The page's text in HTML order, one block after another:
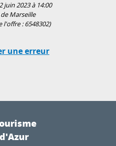
juin 2023 à 14:00
Marseille
l'offre :6548302)
une erreur